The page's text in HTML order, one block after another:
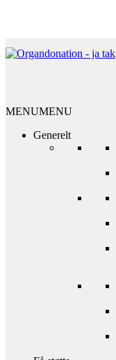
MENUMENU
Generelt